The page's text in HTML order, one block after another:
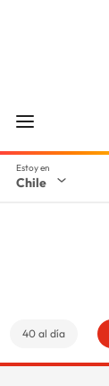
Chile
40 al día